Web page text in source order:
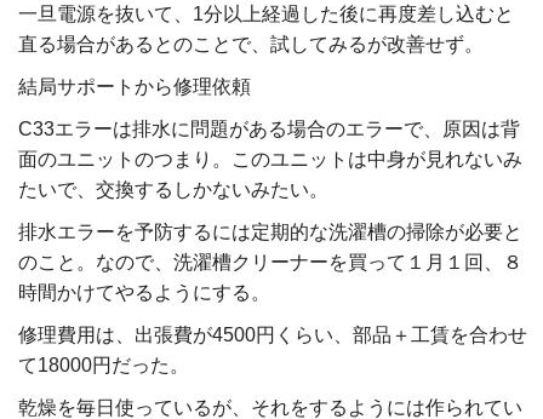
一旦電源を抜いて、1分以上経過した後に再度差し込むと
直る場合があるとのことで、試してみるが改善せず。
結局サポートから修理依頼
C33エラーは排水に問題がある場合のエラーで、原因は背
面のユニットのつまり。このユニットは中身が見れないみ
たいで、交換するしかないみたい。
排水エラーを予防するには定期的な洗濯槽の掃除が必要と
のこと。なので、洗濯槽クリーナーを買って１月１回、８
時間かけてやるようにする。
修理費用は、出張費が4500円くらい、部品＋工賃を合わせ
て18000円だった。
乾燥を毎日使っているが、それをするようには作られてい